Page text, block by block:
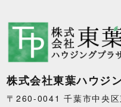
株式会社東葉ハウジ
〒260-0041 千葉市中央